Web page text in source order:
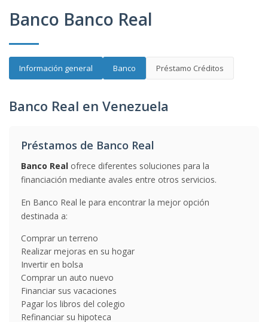
Banco Banco Real
Información general Banco Préstamo Créditos
Banco Real en Venezuela
Préstamos de Banco Real
Banco Real ofrece diferentes soluciones para la
financiación mediante avales entre otros servicios.
En Banco Real le para encontrar la mejor opción
destinada a:
Comprar un terreno
Realizar mejoras en su hogar
Invertir en bolsa
Comprar un auto nuevo
Financiar sus vacaciones
Pagar los libros del colegio
Refinanciar su hipoteca